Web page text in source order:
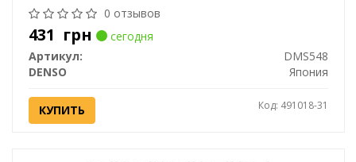
0 отзывов
431 грн
сегодня
Артикул:
DMS548
DENSO
Япония
КУПИТЬ Код: 491018-31